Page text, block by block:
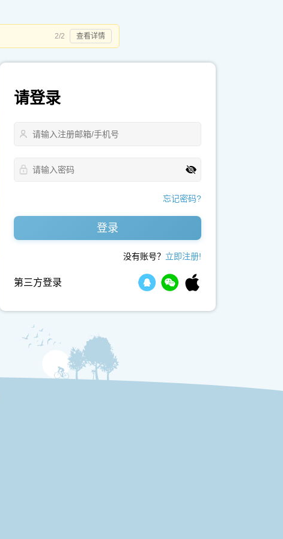
2/2 查看详情
请登录
忘记密码?
登录
没有账号？ 立即注册!
第三方登录